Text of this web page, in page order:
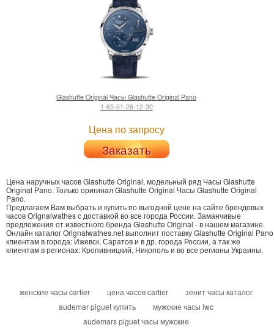
Glashutte Original Часы Glashutte Original Pano
1-65-01-26-12-30
Цена по запросу
Заказать
Цена наручных часов Glashutte Original, модельный ряд Часы Glashutte
Original Pano.Толькооригинал Glashutte Original Часы Glashutte Original
Pano.
Предлагаем Вам выбрать и купить по выгодной цене на сайте брендовых
часов Orignalwathes с доставкой во все города России. Заманчивые
предложения от известного бренда Glashutte Original - в нашем магазине.
Онлайн каталог Orignalwathes.net выполнит поставку Glashutte Original Pano
клиентам в города: Ижевск, Саратов и в др. города России, а так же
клиентам в регионах: Кропивницкий, Никополь и во все регионы Украины.
женские часы cartier цена часов cartier
зенит часы каталог
audemar piguet купить
мужские часы iwc
audemars piguet часы мужские